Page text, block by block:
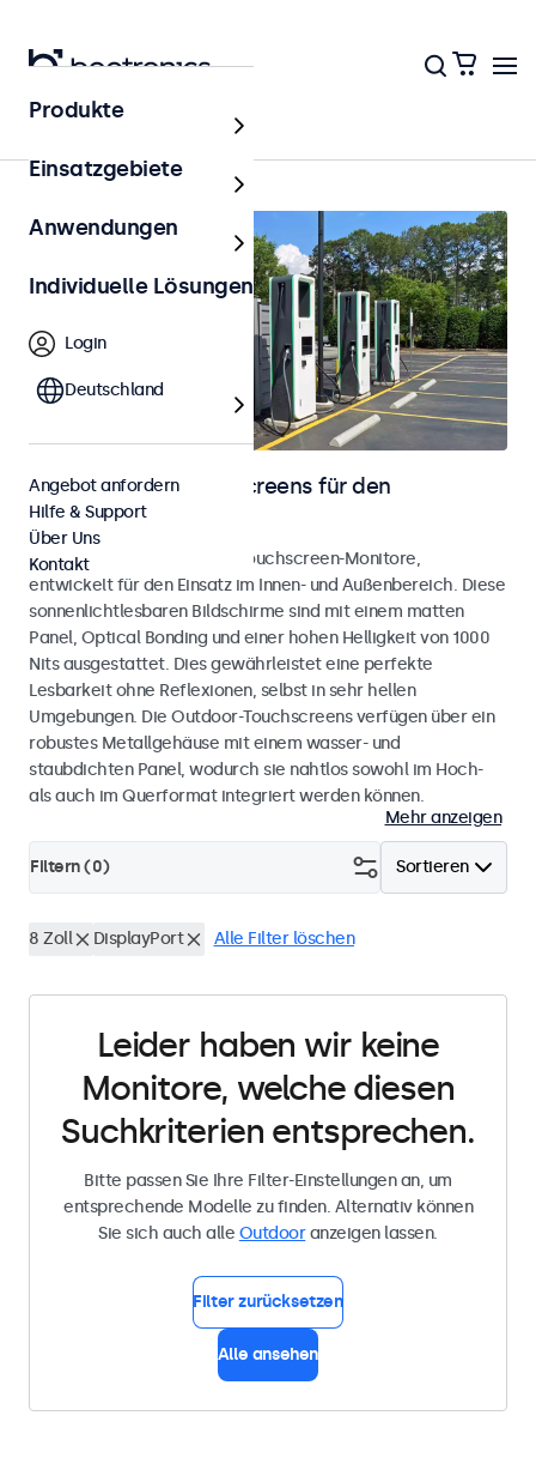
Outdoor
Monitore und Touchscreens für den
Außenbereich
Wetterfeste Monitore und Touchscreen-Monitore,
entwickelt für den Einsatz im Innen- und Außenbereich. Diese
sonnenlichtlesbaren Bildschirme sind mit einem matten
Panel, Optical Bonding und einer hohen Helligkeit von 1000
Nits ausgestattet. Dies gewährleistet eine perfekte
Lesbarkeit ohne Reflexionen, selbst in sehr hellen
Umgebungen. Die Outdoor-Touchscreens verfügen über ein
robustes Metallgehäuse mit einem wasser- und
staubdichten Panel, wodurch sie nahtlos sowohl im Hoch-
als auch im Querformat integriert werden können.
Mehr anzeigen
Sortieren
Filtern (0)
8 Zoll DisplayPort Alle Filter löschen
Leider haben wir keine
Monitore, welche diesen
Suchkriterien entsprechen.
Bitte passen Sie Ihre Filter-Einstellungen an, um
entsprechende Modelle zu finden. Alternativ können
Sie sich auch alle Outdooranzeigen lassen.
Filter zurücksetzen
Alle ansehen
Produkte
Einsatzgebiete
Anwendungen
Individuelle Lösungen
Login
Deutschland
Angebot anfordern
Hilfe & Support
Über Uns
Kontakt